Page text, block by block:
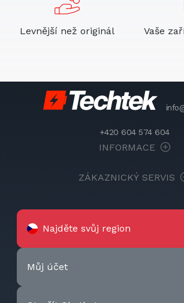
Levnější než originál Vaše
+420 604 574 604
INFORMACE
ZÁKAZNICKÝ SERVIS
Najděte svůj region
Můj účet